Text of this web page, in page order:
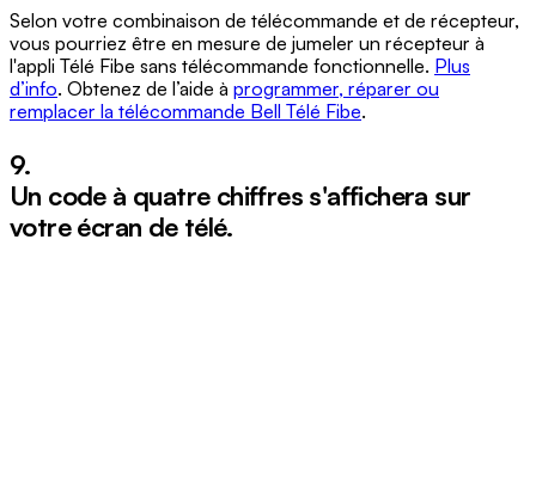
Selon votre combinaison de télécommande et de récepteur,
vous pourriez être en mesure de jumeler un récepteur à
l'appli Télé Fibe sans télécommande fonctionnelle. Plus
d’info. Obtenez de l’aide à programmer, réparer ou
remplacer la télécommande Bell Télé Fibe.
9.
Un code à quatre chiffres s'affichera sur
votre écran de télé.